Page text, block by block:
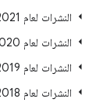
النشرات لعام 2021
النشرات لعام 2020
النشرات لعام 2019
النشرات لعام 2018